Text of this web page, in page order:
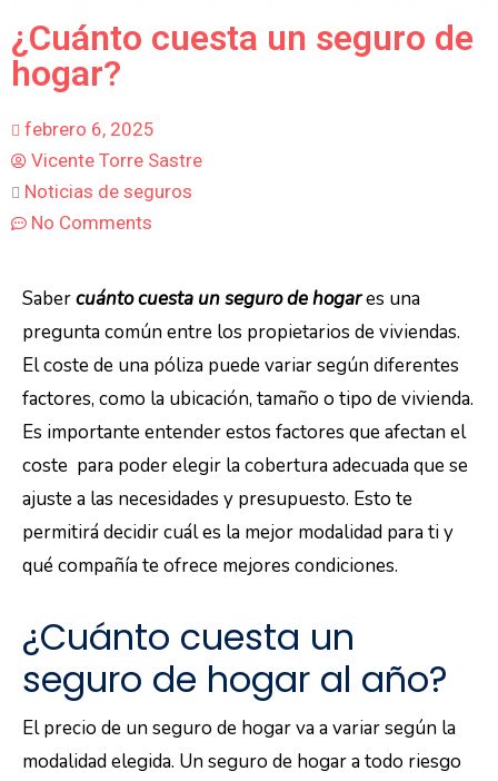
¿Cuánto cuesta un seguro de
hogar?
febrero 6, 2025
Vicente Torre Sastre
Noticias de seguros
No Comments
Sabercuánto cuesta un seguro de hogares una
pregunta común entre los propietarios de viviendas.
El coste de una póliza puede variar según diferentes
factores, como la ubicación, tamaño o tipo de vivienda.
Es importante entender estos factores que afectan el
coste para poder elegir la cobertura adecuada que se
ajuste a las necesidades y presupuesto. Esto te
permitirá decidir cuál es la mejor modalidad para ti y
qué compañía te ofrece mejores condiciones.
¿Cuánto cuesta un
seguro de hogar al año?
El precio de un seguro de hogar va a variar según la
modalidad elegida. Un seguro de hogar a todo riesgo